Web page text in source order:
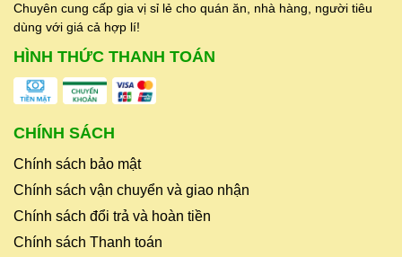
Chuyên cung cấp gia vị sỉ lẻ cho quán ăn, nhà hàng, người tiêu
dùng với giá cả hợp lí!
HÌNH THỨC THANH TOÁN
CHÍNH SÁCH
Chính sách bảo mật
Chính sách vận chuyển và giao nhận
Chính sách đổi trả và hoàn tiền
Chính sách Thanh toán